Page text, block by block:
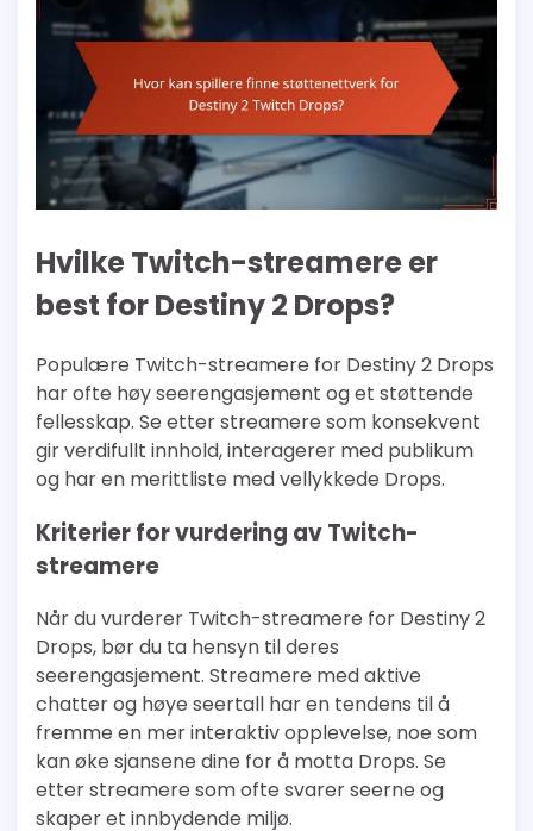
Hvilke Twitch-streamere er
best for Destiny 2 Drops?
Populære Twitch-streamere for Destiny 2 Drops
har ofte høy seerengasjement og et støttende
fellesskap. Se etter streamere som konsekvent
gir verdifullt innhold, interagerer med publikum
og har en merittliste med vellykkede Drops.
Kriterier for vurdering av Twitch-
streamere
Når du vurderer Twitch-streamere for Destiny 2
Drops, bør du ta hensyn til deres
seerengasjement. Streamere med aktive
chatter og høye seertall har en tendens til å
fremme en mer interaktiv opplevelse, noe som
kan øke sjansene dine for å motta Drops. Se
etter streamere som ofte svarer seerne og
skaper et innbydende miljø.